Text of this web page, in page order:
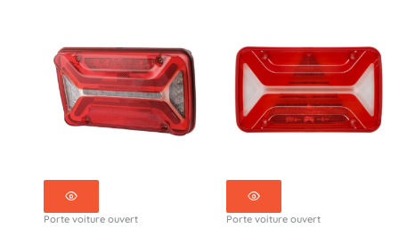
Porte voiture ouvert Porte voiture ouvert